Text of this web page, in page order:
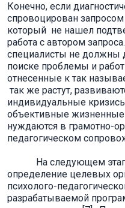
Конечно, если
спровоцирован запросом
который не нашел
работа с автором
специалисты не должны
поиске проблемы и
отнесенные к так
так же растут,
индивидуальные
объективные жизненные
нуждаются в грамотно-
педагогическом
На следующем этапе
определение целевых
психолого-
разрабатываемой